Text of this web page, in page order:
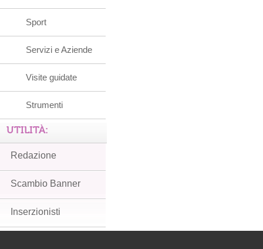
Sport
Servizi e Aziende
Visite guidate
Strumenti
UTILITÀ:
Redazione
Scambio Banner
Inserzionisti